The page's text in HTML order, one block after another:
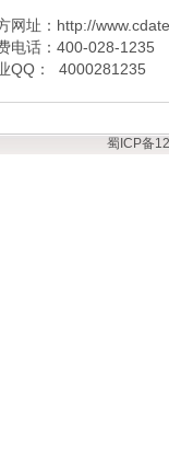
网址：http://
电话：400-028-1235
QQ： 4000281235
蜀ICP备